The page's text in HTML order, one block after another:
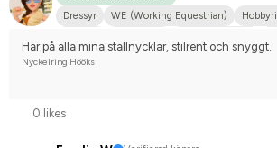
Dressyr
WE (Working Equestrian)
Tävlingsrider på hobbynivå
Har på alla mina stallnycklar, stilrent och snyggt.
Nyckelring Hööks
0 likes